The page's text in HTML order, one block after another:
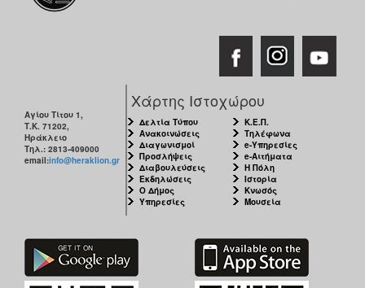
Αγίου Τίτου 1,
Τ.Κ. 71202,
Ηράκλειο
Τηλ.: 2813-409000
email:info@heraklion.gr
Χάρτης Ιστοχώρου
Δελτία Τύπου
Ανακοινώσεις
Διαγωνισμοί
Προσλήψεις
Διαβουλεύσεις
Εκδηλώσεις
Ο Δήμος
Υπηρεσίες
Κ.Ε.Π.
Τηλέφωνα
e-Υπηρεσίες
e-Αιτήματα
Η Πόλη
Ιστορία
Κνωσός
Μουσεία